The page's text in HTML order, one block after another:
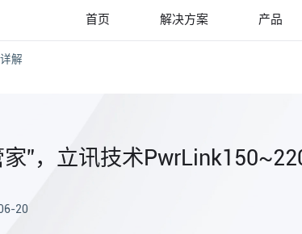
首页 解决方案 产品
解
家”，立讯技术
20